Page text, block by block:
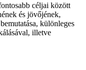
céljai között
és jövőjének,
különleges
illetve